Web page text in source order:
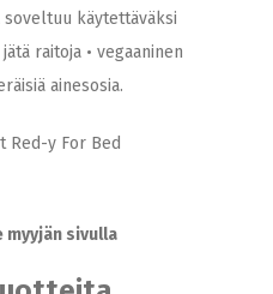
soveltuu käytettäväksi
raitoja • vegaaninen
ainesosia.
sivulla